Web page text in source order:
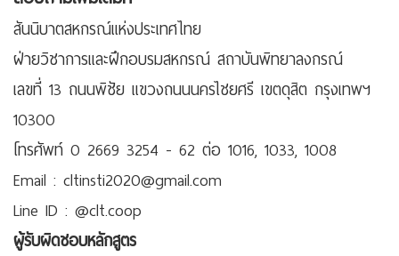
สันนิบาตสหกรณ์แห่งประเทศไทย
ฝ่ายวิชาการและฝึกอบรมสหกรณ์ สถาบันพิทยาลงกรณ์
เลขที่ 13 ถนนพิชัย แขวงถนนนครไชยศรี เขตดุสิต กรุงเทพฯ
10300
โทรศัพท์ 0 2669 3254 - 62 ต่อ 1016, 1033, 1008
Email : cltinsti2020@gmail.com
Line ID : @clt.coop
ผู้รับผิดชอบหลักสูตร